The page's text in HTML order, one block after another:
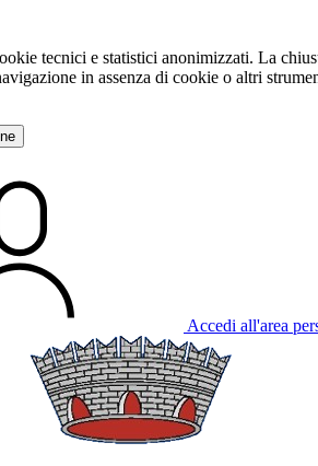
tecnici e statistici anonimizzati. La
in assenza di cookie o altri
Accedi all'area